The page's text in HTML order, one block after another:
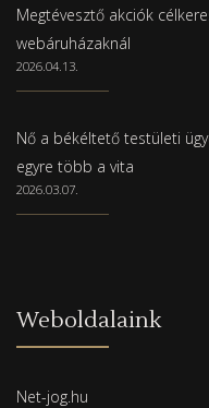
Megtévesztő akciók
webáruházaknál
2026.04.13.
Nő a békéltető testületi
egyre több a vita
2026.03.07.
Weboldalaink
Net-jog.hu